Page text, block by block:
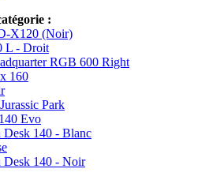
:
X120 (Noir)
L - Droit
RGB 600 Right
160
Park
Evo
140 - Blanc
140 - Noir